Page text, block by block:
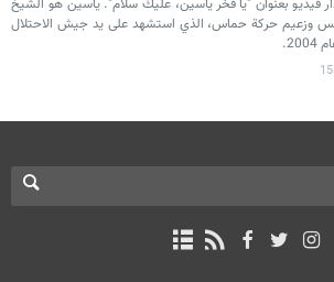
فيديو بعنوان "يا فخر ياسين، عليك سلام". ياسين هو الشيخ
وزعيم حركة حماس، الذي استشهد على يد جيش الاحتلال